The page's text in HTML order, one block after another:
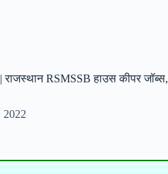
RSMSSB हाउस कीपर जॉब्स,
2022